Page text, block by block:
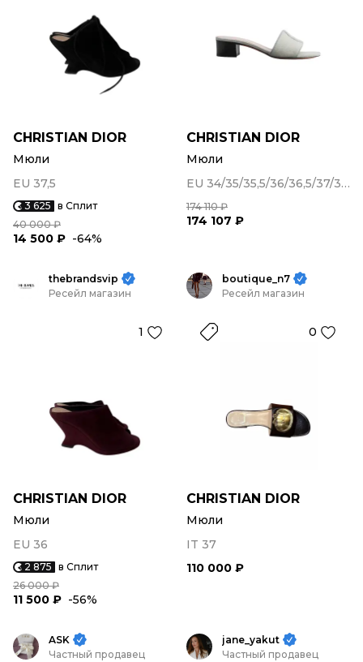
CHRISTIAN DIOR
Мюли
EU 37,5
3 625 в Сплит
40 000 ₽
14 500 ₽ -64%
CHRISTIAN DIOR
Мюли
EU 34/35/35,5/36/36,5/37/37,5/38/38,5/39/39,5/40
174 110 ₽
174 107 ₽
thebrandsvip
Ресейл магазин
1
CHRISTIAN DIOR
Мюли
EU 36
2 875 в Сплит
26 000 ₽
11 500 ₽ -56%
boutique_n7
Ресейл магазин
0
CHRISTIAN DIOR
Мюли
IT 37
110 000 ₽
ASK
Частный продавец
jane_yakut
Частный продавец